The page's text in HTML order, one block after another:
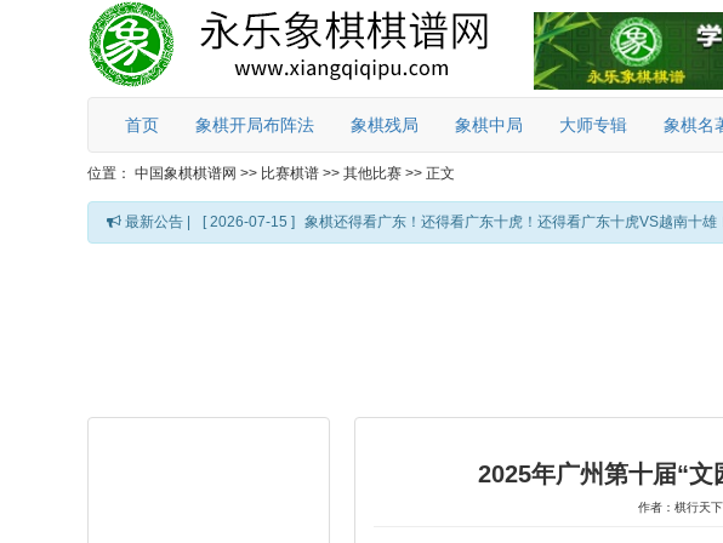
首页 象棋开局布阵法 象棋残局 象棋中局 大师专辑 象棋名
位置： 中国象棋棋谱网 >> 比赛棋谱 >> 其他比赛 >> 正文
最新公告 | [ 2026-07-15 ] 象棋还得看广东！还得看广东十虎！还得看广东十虎VS越南十雄
2025年广州第十届“
作者：棋行天下